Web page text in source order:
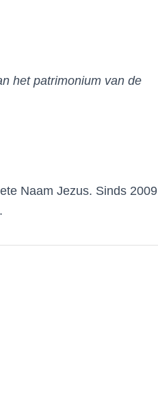
het patrimonium van de
Naam Jezus. Sinds 2009